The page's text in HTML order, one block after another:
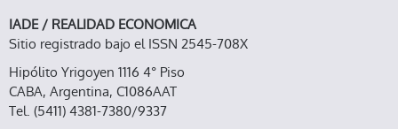
IADE / REALIDAD ECONOMICA
Sitio registrado bajo el ISSN 2545-708X
Hipólito Yrigoyen 1116 4° Piso
CABA, Argentina, C1086AAT
Tel. (5411) 4381-7380/9337